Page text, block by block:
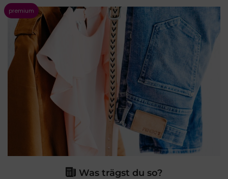
Was trägst du so?